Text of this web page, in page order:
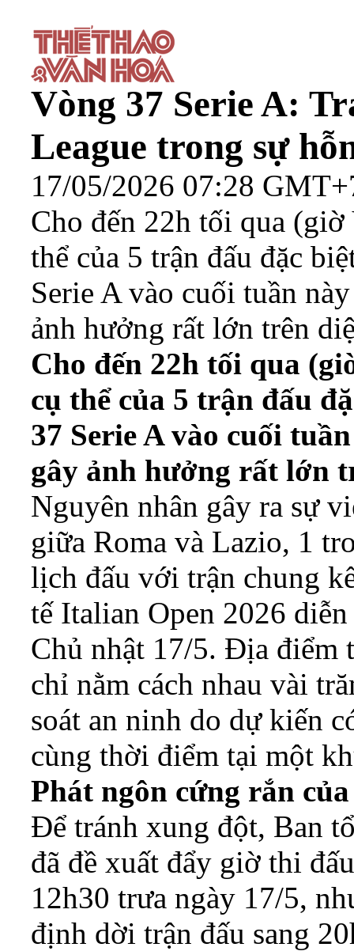
Vòng 37 Serie A:
League trong sự
17/05/2026 07:28
Cho đến 22h tối qua
thể của 5 trận đấu đặc
Serie A vào cuối tuần
ảnh hưởng rất lớn trên
Cho đến 22h tối qua
cụ thể của 5 trận đấu
37 Serie A vào cuối
gây ảnh hưởng rất lớn
Nguyên nhân gây ra sự
giữa Roma và Lazio, 1
lịch đấu với trận chung
tế Italian Open 2026
Chủ nhật 17/5. Địa điểm
chỉ nằm cách nhau vài
soát an ninh do dự kiến
cùng thời điểm tại một
Phát ngôn cứng rắn
Để tránh xung đột, Ban
đã đề xuất đẩy giờ thi
12h30 trưa ngày 17/5,
định dời trận đấu sang